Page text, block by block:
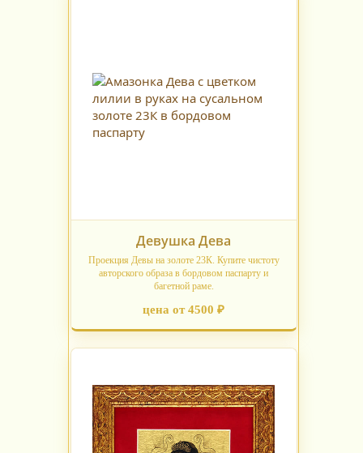
Девушка Дева
Проекция Девы на золоте 23К. Купите чистоту
авторского образа в бордовом паспарту и
багетной раме.
цена от 4500 ₽